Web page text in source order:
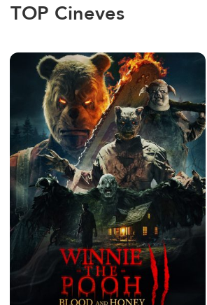
TOP Cineves